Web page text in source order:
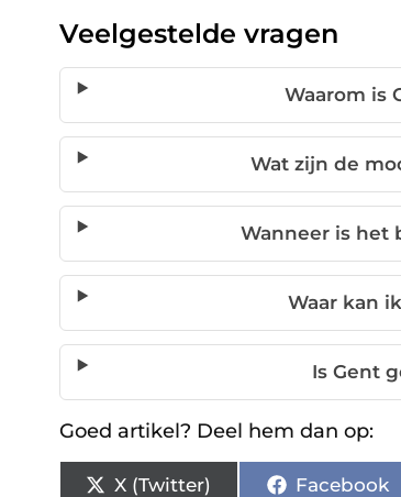
Veelgestelde vragen
Waarom is
Wat zijn de
Wanneer is het
Waar kan
Is Gent
Goed artikel? Deel hem dan op:
X (Twitter) Facebook